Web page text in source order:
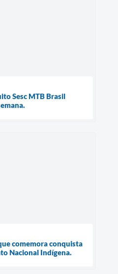
Sesc MTB Brasil
comemora conquista
Nacional Indígena.